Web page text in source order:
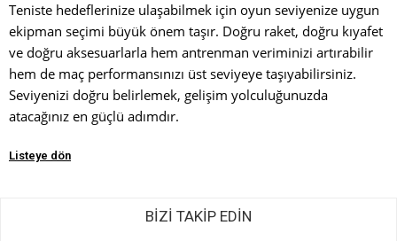
Teniste hedeflerinize ulaşabilmek için oyun seviyenize uygun
ekipman seçimi büyük önem taşır. Doğru raket, doğru kıyafet
ve doğru aksesuarlarla hem antrenman veriminizi artırabilir
hem de maç performansınızı üst seviyeye taşıyabilirsiniz.
Seviyenizi doğru belirlemek, gelişim yolculuğunuzda
atacağınız en güçlü adımdır.
Listeye dön
BİZİ TAKİP EDİN